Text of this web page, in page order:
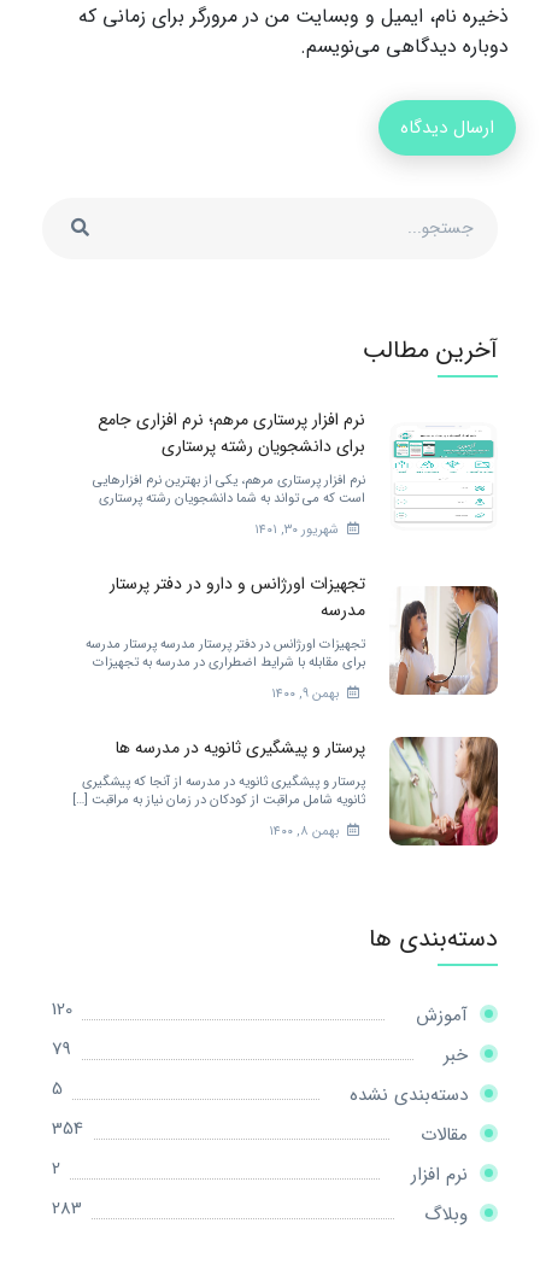
ذخیره نام، ایمیل و وبسایت من در مرورگر برای زمانی که
دوباره دیدگاهی می‌نویسم.
آخرین مطالب
نرم افزار پرستاری مرهم؛ نرم افزاری جامع
برای دانشجویان رشته پرستاری
نرم افزار پرستاری مرهم، یکی از بهترین نرم افزارهایی
است که می تواند به شما دانشجویان رشته پرستاری
خدمات مختلفی را ارائه کند. برای بهتر شدن.
شهریور ۳۰, ۱۴۰۱
تجهیزات اورژانس و دارو در دفتر پرستار
مدرسه
تجهیزات اورژانس در دفتر پرستار مدرسه پرستار مدرسه
برای مقابله با شرایط اضطراری در مدرسه به تجهیزات
زیادی احتیاج دارد. […]
بهمن ۹, ۱۴۰۰
پرستار و پیشگیری ثانویه در مدرسه ها
پرستار و پیشگیری ثانویه در مدرسه از آنجا که پیشگیری
ثانویه شامل مراقبت از کودکان در زمان نیاز به مراقبت […]
بهمن ۸, ۱۴۰۰
دسته‌بندی ها
آموزش
120
خبر
79
دسته‌بندی نشده
5
مقالات
354
نرم افزار
2
وبلاگ
283